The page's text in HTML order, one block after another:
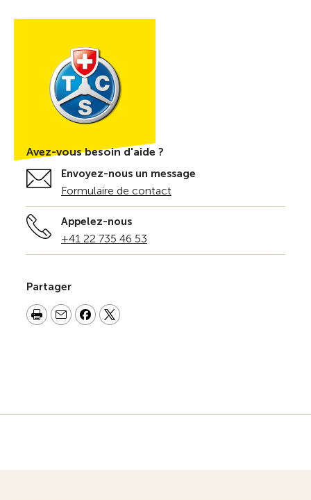
Avez-vous besoin d'aide ?
Envoyez-nous un message
Formulaire de contact
Appelez-nous
+41 22 735 46 53
Partager